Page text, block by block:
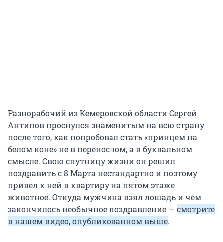
Разнорабочий из Кемеровской области Сергей
Антипов проснулся знаменитым на всю страну
после того, как попробовал стать «принцем на
белом коне» не в переносном, а в буквальном
смысле. Свою спутницу жизни он решил
поздравить с 8 Марта нестандартно и поэтому
привел к ней в квартиру на пятом этаже
животное. Откуда мужчина взял лошадь и чем
закончилось необычное поздравление — смотрите
в нашем видео, опубликованном выше.